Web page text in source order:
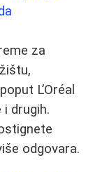
za
L’Oréal
i drugih.
odgovara.